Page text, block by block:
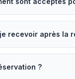
recevoir après la
?